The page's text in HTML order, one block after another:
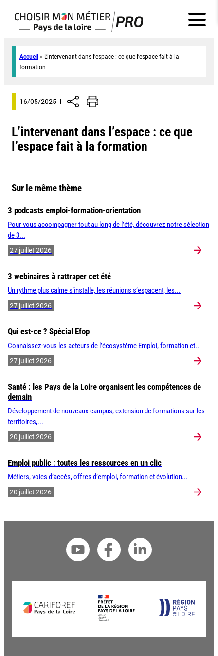
Accueil » L’intervenant dans l’espace : ce que l’espace fait à la
formation
16/05/2025
L’intervenant dans l’espace : ce que
l’espace fait à la formation
Sur le même thème
3 podcasts emploi-formation-orientation
Pour vous accompagner tout au long de l’été, découvrez notre sélection
de 3...
27 juillet 2026
3 webinaires à rattraper cet été
Un rythme plus calme s’installe, les réunions s’espacent, les...
27 juillet 2026
Qui est-ce ? Spécial Efop
Connaissez-vous les acteurs de l’écosystème Emploi, formation et...
27 juillet 2026
Santé : les Pays de la Loire organisent les compétences de
demain
Développement de nouveaux campus, extension de formations sur les
territoires,...
20 juillet 2026
Emploi public : toutes les ressources en un clic
Métiers, voies d’accès, offres d’emploi, formation et évolution...
20 juillet 2026